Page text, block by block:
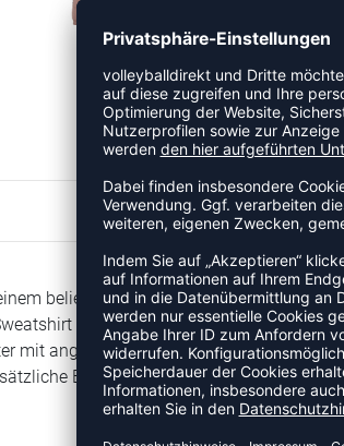
beliebigen Lieblingsteil kombinieren:
besteht aus einem Sweatstoff aus
mit angerauter Innenseite, der ein
Bewegungsfreiheit. Das